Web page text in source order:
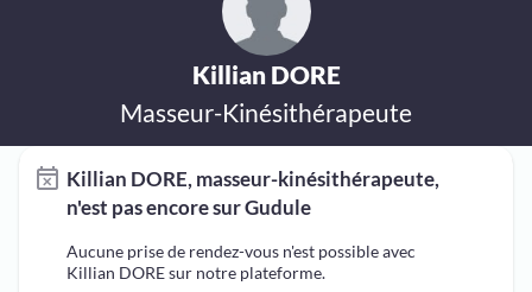
Killian DORE
Masseur-Kinésithérapeute
Killian DORE, masseur-kinésithérapeute,
n'est pas encore sur Gudule
Aucune prise de rendez-vous n'est possible avec
Killian DORE sur notre plateforme.